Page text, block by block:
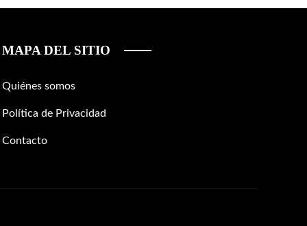
MAPA DEL SITIO
Quiénes somos
Política de Privacidad
Contacto